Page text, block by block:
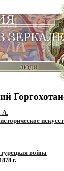
А.
война
г.